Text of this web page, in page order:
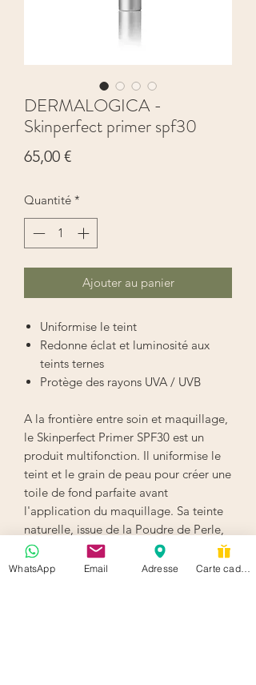
DERMALOGICA -
Skinperfect primer spf30
65,00 €Prix
Quantité *
Ajouter au panier
Uniformise le teint
Redonne éclat et luminosité aux
teints ternes
Protège des rayons UVA / UVB
A la frontière entre soin et maquillage,
le Skinperfect Primer SPF30 est un
produit multifonction. Il uniformise le
teint et le grain de peau pour créer une
toile de fond parfaite avant
l'application du maquillage. Sa teinte
naturelle, issue de la Poudre de Perle,
se fond à toutes les carnations et
redonne éclat et luminosité aux teints
WhatsApp Email Adresse Carte cadeau